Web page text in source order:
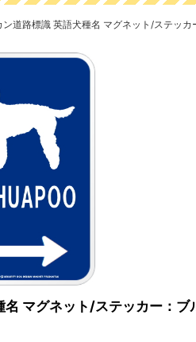
道路標識 英語犬種名 マグネット/ステッカ
マグネット/ステッカー：ブ